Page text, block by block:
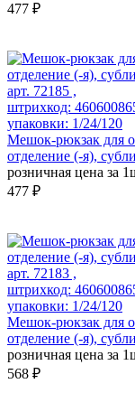
477 ₽
арт. 72185 ,
штрихкод:
упаковки: 1/24/120
Мешок-рюкзак для
отделение (-я),
розничная цена за
477 ₽
арт. 72183 ,
штрихкод:
упаковки: 1/24/120
Мешок-рюкзак для
отделение (-я),
розничная цена за
568 ₽